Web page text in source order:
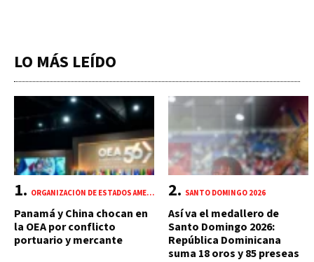
LO MÁS LEÍDO
ORGANIZACIÓN DE ESTADOS AMERICANOS (OEA)
Panamá y China chocan en
la OEA por conflicto
portuario y mercante
SANTO DOMINGO 2026
Así va el medallero de
Santo Domingo 2026:
República Dominicana
suma 18 oros y 85 preseas